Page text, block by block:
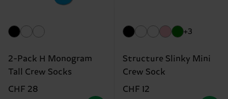
2-Pack H Monogram
Tall Crew Socks
CHF 28
+3
Structure Slinky Mini
Crew Sock
CHF 12